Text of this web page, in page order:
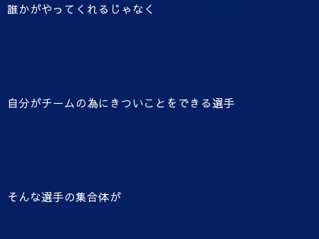
誰かがやってくれるじゃなく
自分がチームの為にきついことをできる選手
そんな選手の集合体が